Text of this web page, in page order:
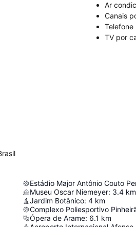
Ar
Canais
Telefone
TV por
Estádio Major Antônio Couto
Museu Oscar Niemeyer: 3.4 km
Jardim Botânico: 4 km
Complexo Poliesportivo
Ópera de Arame: 6.1 km